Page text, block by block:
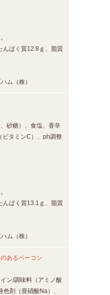
んぱく質12.8ｇ、脂質
ム（株）
砂糖）、食塩、香辛
ビタミンC）、ph調整
んぱく質13.1ｇ、脂質
ム（株）
あるベーコン
ン/調味料（アミノ酸
剤（亜硝酸Na）、